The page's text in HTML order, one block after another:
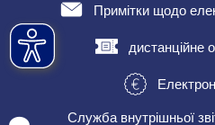
Примітки щодо
дистанційне
Служба внутрішньої